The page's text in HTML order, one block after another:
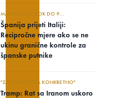
MADRID DAO ROK DO 9...
Španija prijeti Italiji:
Recipročne mjere ako se ne
ukinu granične kontrole za
španske putnike
"ZA SADA NIŠTA KONKRETNO"
Tramp: Rat sa Iranom uskoro